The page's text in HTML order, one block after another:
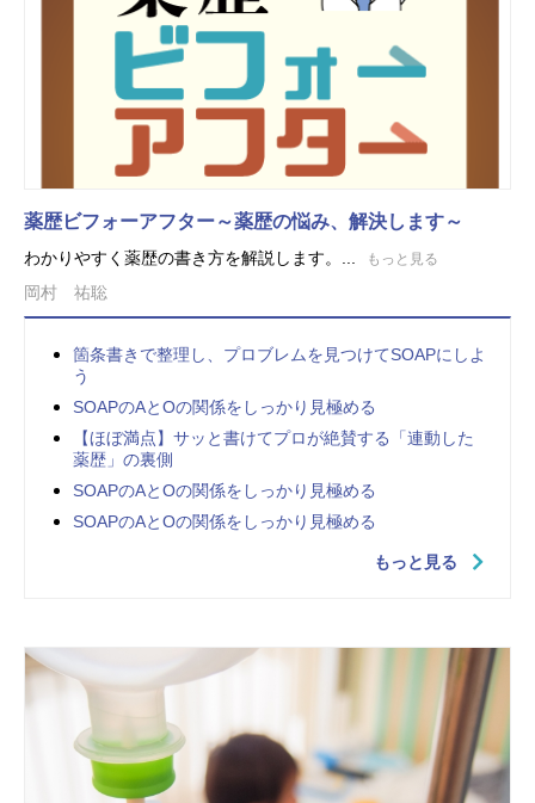
薬歴ビフォーアフター～薬歴の悩み、解決します～
わかりやすく薬歴の書き方を解説します。... もっと見る
岡村 祐聡
箇条書きで整理し、プロブレムを見つけてSOAPにしよ
う
SOAPのAとOの関係をしっかり見極める
【ほぼ満点】サッと書けてプロが絶賛する「連動した
薬歴」の裏側
SOAPのAとOの関係をしっかり見極める
SOAPのAとOの関係をしっかり見極める
もっと見る